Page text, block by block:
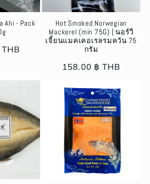
Ahi - Pack
Hot Smoked Norwegian
Mackerel (min 75G) | นอร์วี
เจี้ยนแมคเคอเรลรมควัน 75
กรัม
Regular
158.00 ฿ THB